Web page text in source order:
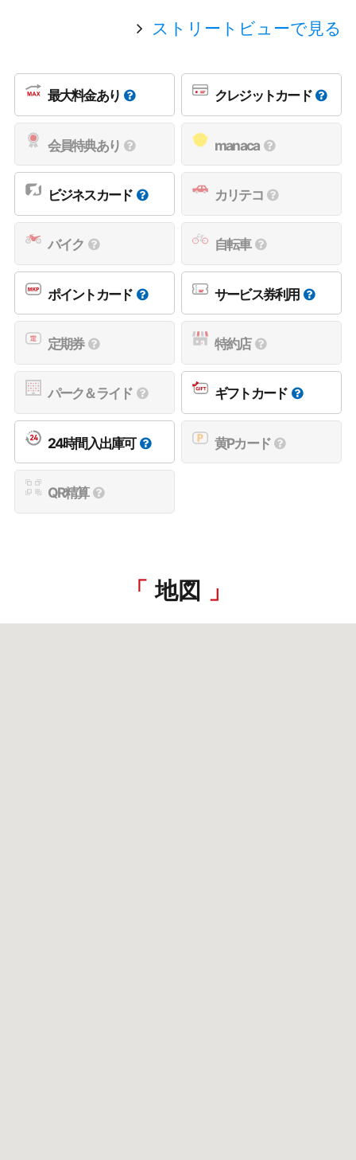
ストリートビューで見る
最大料金あり クレジットカード
会員特典あり manaca
ビジネスカード カリテコ
バイク 自転車
ポイントカード サービス券利用
定期券 特約店
パーク＆ライド ギフトカード
24時間入出庫可 黄Pカード
QR精算
地図